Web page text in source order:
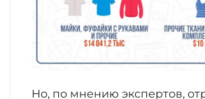
Но, по мнению экспертов,